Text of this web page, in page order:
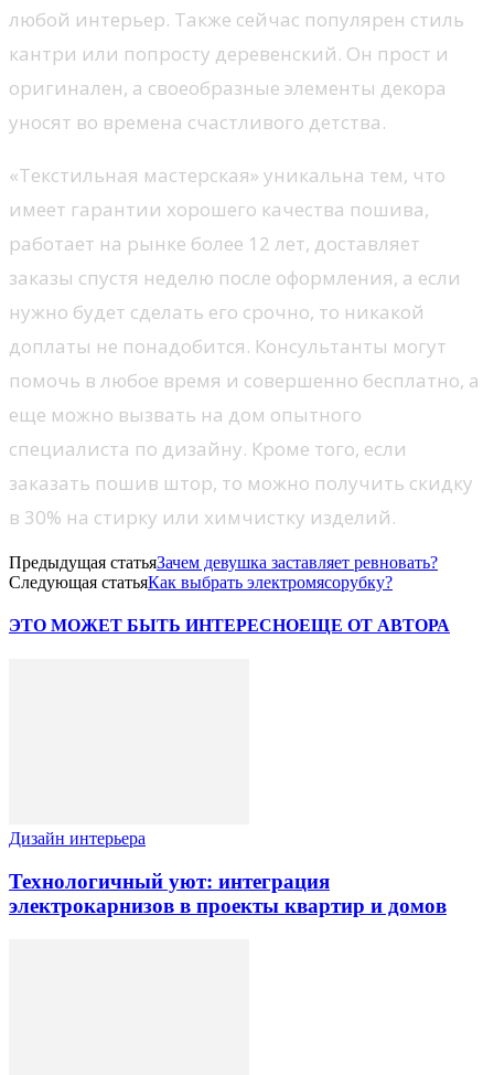
любой интерьер. Также сейчас популярен стиль
кантри или попросту деревенский. Он прост и
оригинален, а своеобразные элементы декора
уносят во времена счастливого детства.
«Текстильная мастерская» уникальна тем, что
имеет гарантии хорошего качества пошива,
работает на рынке более 12 лет, доставляет
заказы спустя неделю после оформления, а если
нужно будет сделать его срочно, то никакой
доплаты не понадобится. Консультанты могут
помочь в любое время и совершенно бесплатно, а
еще можно вызвать на дом опытного
специалиста по дизайну. Кроме того, если
заказать пошив штор, то можно получить скидку
в 30% на стирку или химчистку изделий.
Предыдущая статьяЗачем девушка заставляет ревновать?
Следующая статьяКак выбрать электромясорубку?
ЭТО МОЖЕТ БЫТЬ ИНТЕРЕСНОЕЩЕ ОТ АВТОРА
Дизайн интерьера
Технологичный уют: интеграция
электрокарнизов в проекты квартир и домов